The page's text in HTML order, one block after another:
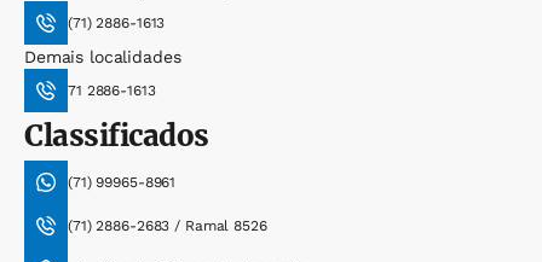
(71) 2886-1613
Demais localidades
71 2886-1613
Classificados
(71) 99965-8961
(71) 2886-2683 / Ramal 8526